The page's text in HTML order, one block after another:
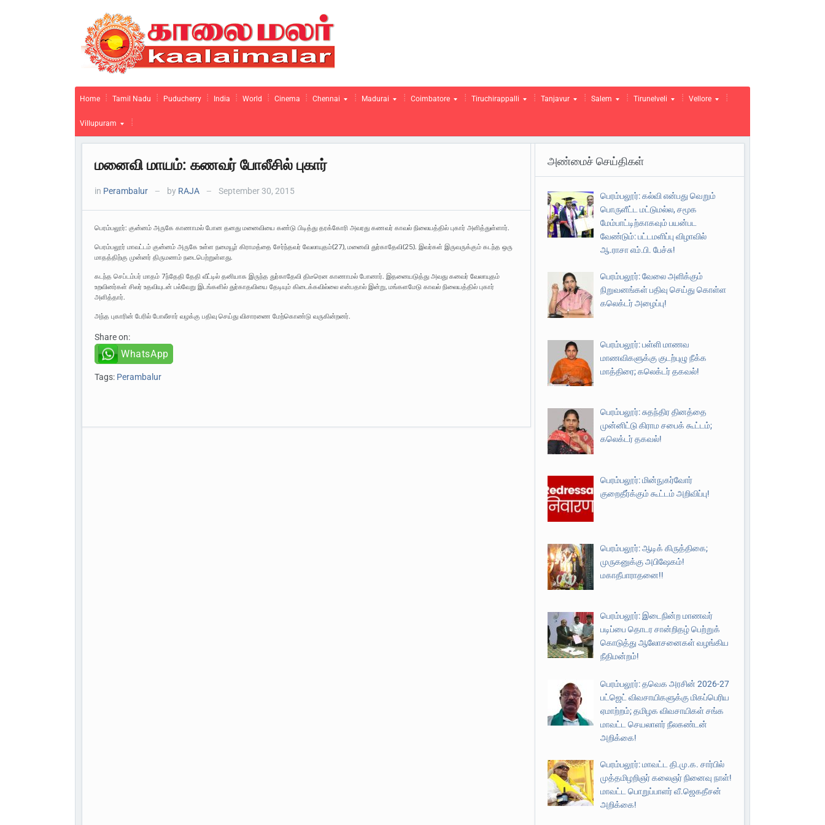
Home Tamil Nadu Puducherry India World Cinema Chennai Madurai Coimbatore Tiruchirappalli Tanjavur Salem Tirunelveli Vellore
Villupuram
மனைவி மாயம்: கணவர் போலீசில் புகார்
in Perambalur — by RAJA — September 30, 2015
பெரம்பலூர்: குன்னம் அருகே காணாமல் போன தனது மனைவியை கண்டு பிடித்து தரக்கோரி அவரது கணவர் காவல் நிலையத்தில் புகார் அளித்துள்ளார்.
பெரம்பலூர் மாவட்டம் குன்னம் அருகே உள்ள நமையூர் கிராமத்தை சேர்ந்தவர் வேலாயுதம்(27), மனைவி துர்காதேவி(25). இவர்கள் இருவருக்கும் கடந்த ஒரு
மாதத்திற்கு முன்னர் திருமணம் நடைபெற்றுள்ளது.
கடந்த செப்டம்பர் மாதம் 7ந்தேதி தேதி வீட்டில் தனியாக இருந்த துர்காதேவி திடீரென காணாமல் போனார். இதனையடுத்து அவது கனவர் வேலாயுதம்
உறவினர்கள் சிலர் உதவியுடன் பல்வேறு இடங்களில் துர்காதவியை தேடியும் கிடைக்கவில்லை என்பதால் இன்று, மங்களமேடு காவல் நிலையத்தில் புகார்
அளித்தார்.
அந்த புகாரின் பேரில் போலீசார் வழக்கு பதிவு செய்து விசாரணை மேற்கொண்டு வருகின்றனர்.
Share on:
WhatsApp
Tags: Perambalur
அண்மைச் செய்திகள்
பெரம்பலூர்: கல்வி என்பது வெறும்
பொருளீட்ட மட்டுமல்ல, சமூக
மேம்பாட்டிற்காகவும் பயன்பட
வேண்டும்: பட்டமளிப்பு விழாவில்
ஆ.ராசா எம்.பி. பேச்சு!
பெரம்பலூர்: வேலை அளிக்கும்
நிறுவனங்கள் பதிவு செய்து கொள்ள
கலெக்டர் அழைப்பு!
பெரம்பலூர்: பள்ளி மாணவ
மாணவிகளுக்கு குடற்புழு நீக்க
மாத்திரை; கலெக்டர் தகவல்!
பெரம்பலூர்: சுதந்திர தினத்தை
முன்னிட்டு கிராம சபைக் கூட்டம்;
கலெக்டர் தகவல்!
பெரம்பலூர்: மின்நுகர்வோர்
குறைதீர்க்கும் கூட்டம் அறிவிப்பு!
பெரம்பலூர்: ஆடிக் கிருத்திகை;
முருகனுக்கு அபிஷேகம்!
மகாதீபாராதனை!!
பெரம்பலூர்: இடைநின்ற மாணவர்
படிப்பை தொடர சான்றிதழ் பெற்றுக்
கொடுத்து ஆலோசனைகள் வழங்கிய
நீதிமன்றம்!
பெரம்பலூர்: தவெக அரசின் 2026-27
பட்ஜெட் விவசாயிகளுக்கு மிகப்பெரிய
ஏமாற்றம்; தமிழக விவசாயிகள் சங்க
மாவட்ட செயலாளர் நீலகண்டன்
அறிக்கை!
பெரம்பலூர்: மாவட்ட தி.மு.க. சார்பில்
முத்தமிழறிஞர் கலைஞர் நினைவு நாள்!
மாவட்ட பொறுப்பாளர் வீ.ஜெகதீசன்
அறிக்கை!